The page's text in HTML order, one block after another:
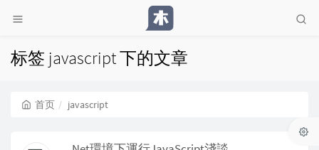
标签 javascript 下的文章
首页 javascript